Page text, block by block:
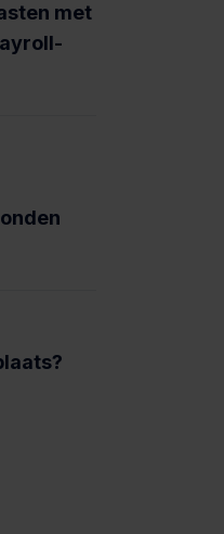
met